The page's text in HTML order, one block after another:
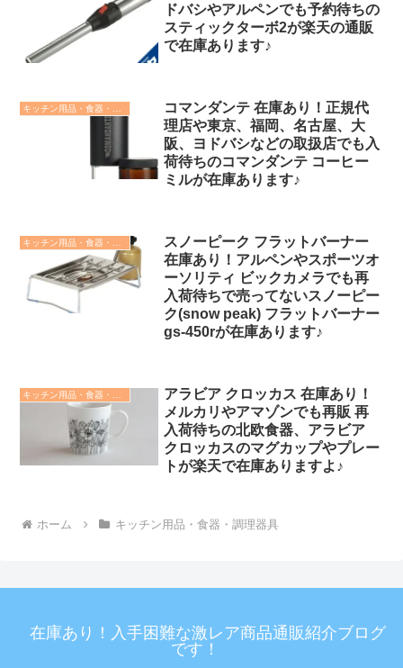
ドバシやアルペンでも予約待ちの
スティックターボ2が楽天の通販
で在庫あります♪
コマンダンテ 在庫あり！正規代
理店や東京、福岡、名古屋、大
阪、ヨドバシなどの取扱店でも入
荷待ちのコマンダンテ コーヒー
ミルが在庫あります♪
スノーピーク フラットバーナー
在庫あり！アルペンやスポーツオ
ーソリティ ビックカメラでも再
入荷待ちで売ってないスノーピー
ク(snow peak) フラットバーナー
gs-450rが在庫あります♪
アラビア クロッカス 在庫あり！
メルカリやアマゾンでも再販 再
入荷待ちの北欧食器、アラビア
クロッカスのマグカップやプレー
トが楽天で在庫ありますよ♪
ホーム キッチン用品・食器・調理器具
在庫あり！入手困難な激レア商品通販紹介ブログ
です！